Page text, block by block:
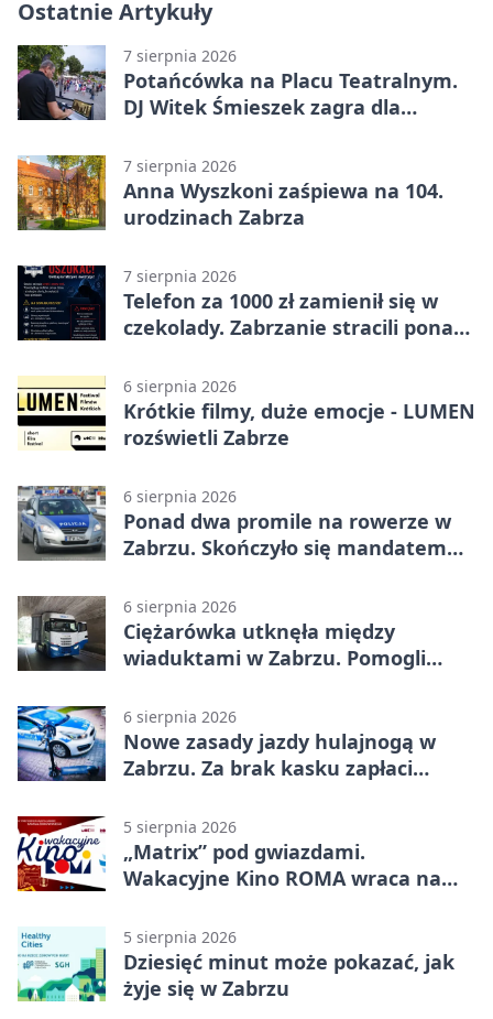
Ostatnie Artykuły
7 sierpnia 2026
Potańcówka na Placu Teatralnym.
DJ Witek Śmieszek zagra dla
7 sierpnia 2026
Anna Wyszkoni zaśpiewa na 104.
urodzinach Zabrza
7 sierpnia 2026
Telefon za 1000 zł zamienił się w
czekolady. Zabrzanie stracili ponad
6 sierpnia 2026
Krótkie filmy, duże emocje - LUMEN
rozświetli Zabrze
6 sierpnia 2026
Ponad dwa promile na rowerze w
Zabrzu. Skończyło się mandatem
6 sierpnia 2026
Ciężarówka utknęła między
wiaduktami w Zabrzu. Pomogli
6 sierpnia 2026
Nowe zasady jazdy hulajnogą w
Zabrzu. Za brak kasku zapłaci
5 sierpnia 2026
„Matrix” pod gwiazdami.
Wakacyjne Kino ROMA wraca na
5 sierpnia 2026
Dziesięć minut może pokazać, jak
żyje się w Zabrzu